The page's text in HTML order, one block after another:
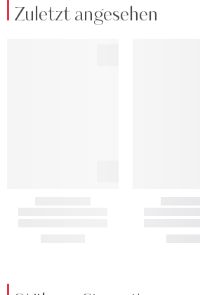
Zuletzt angesehen